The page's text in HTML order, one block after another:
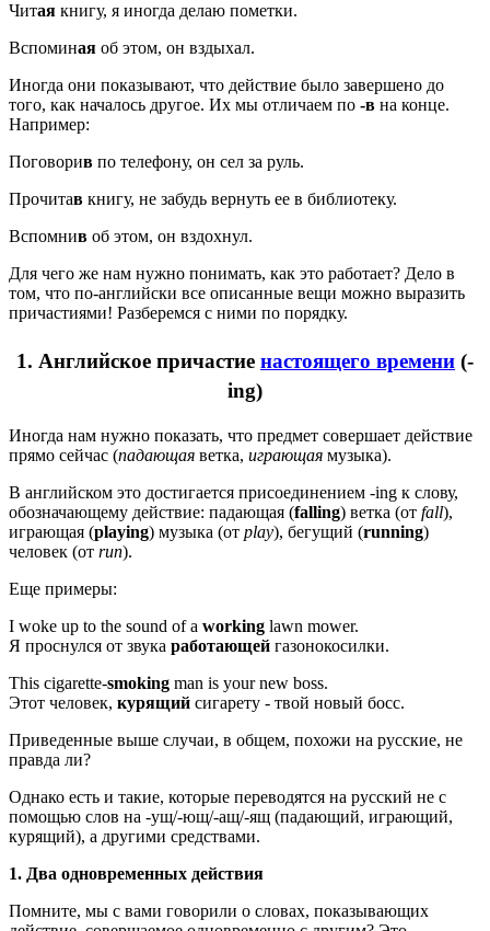
Читая книгу, я иногда делаю пометки.
Вспоминая об этом, он вздыхал.
Иногда они показывают, что действие было завершено до
того, как началось другое. Их мы отличаем по -в на конце.
Например:
Поговорив по телефону, он сел за руль.
Прочитав книгу, не забудь вернуть ее в библиотеку.
Вспомнив об этом, он вздохнул.
Для чего же нам нужно понимать, как это работает? Дело в
том, что по-английски все описанные вещи можно выразить
причастиями! Разберемся с ними по порядку.
1. Английское причастие настоящего времени (-
ing)
Иногда нам нужно показать, что предмет совершает действие
прямо сейчас (падающая ветка, играющая музыка).
В английском это достигается присоединением -ing к слову,
обозначающему действие: падающая (falling) ветка (от fall),
играющая (playing) музыка (от play), бегущий (running)
человек (от run).
Еще примеры:
I woke up to the sound of a working lawn mower.
Я проснулся от звука работающей газонокосилки.
This cigarette-smoking man is your new boss.
Этот человек, курящий сигарету - твой новый босс.
Приведенные выше случаи, в общем, похожи на русские, не
правда ли?
Однако есть и такие, которые переводятся на русский не с
помощью слов на -ущ/-ющ/-ащ/-ящ (падающий, играющий,
курящий), а другими средствами.
1. Два одновременных действия
Помните, мы с вами говорили о словах, показывающих